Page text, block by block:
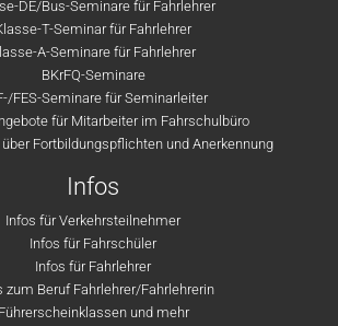
DE/Bus-Seminare für Fahrlehrer
T-Seminar für Fahrlehrer
A-Seminare für Fahrlehrer
BKrFQ-Seminare
FES-Seminare für Seminarleiter
für Mitarbeiter im Fahrschulbüro
Fortbildungspflichten und Anerkennung
Infos
Infos für Verkehrsteilnehmer
Infos für Fahrschüler
Infos für Fahrlehrer
zum Beruf Fahrlehrer/Fahrlehrerin
Führerscheinklassen und mehr